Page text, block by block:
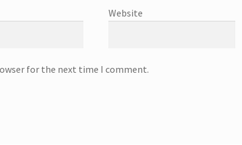
Website
for the next time I comment.